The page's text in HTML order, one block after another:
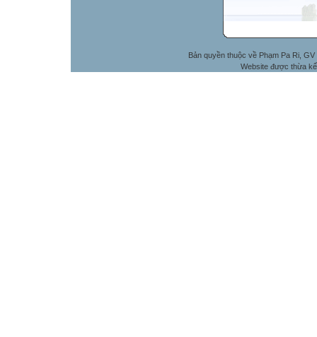
Bản quyền thuộc về Phạm Pa Ri,
Website được thừa